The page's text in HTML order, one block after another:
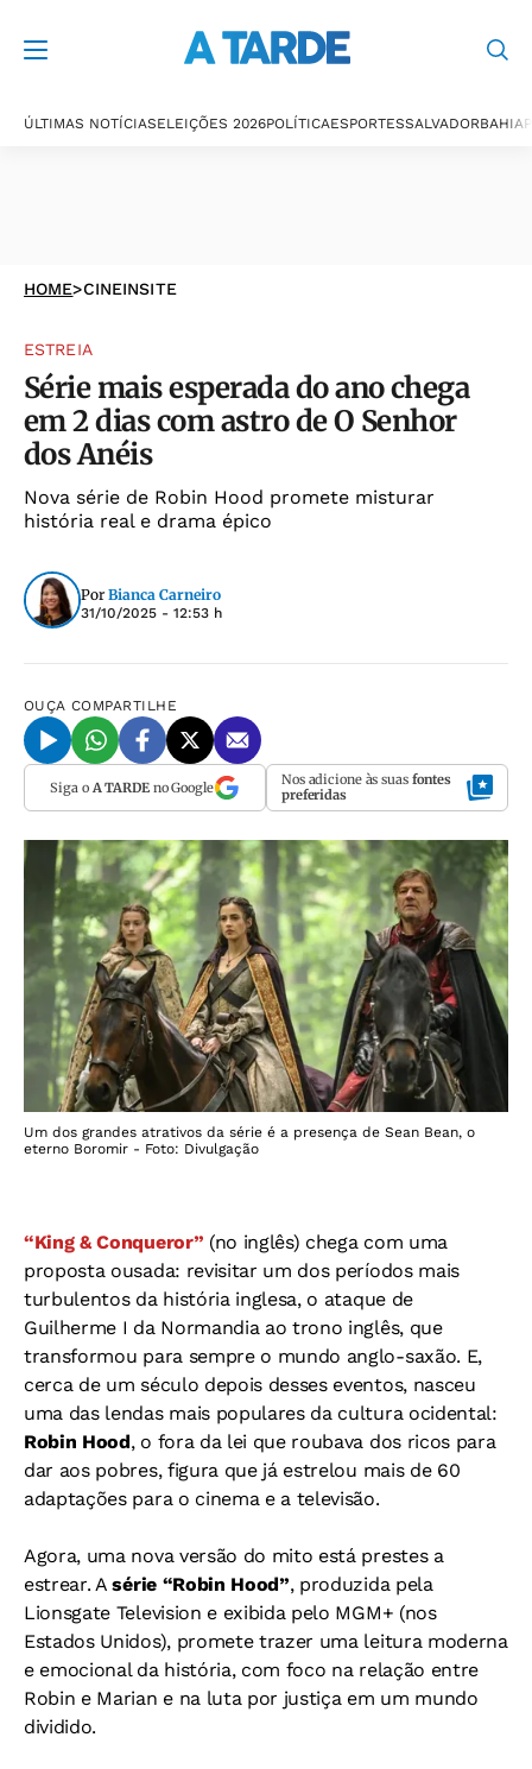
ÚLTIMAS NOTÍCIASELEIÇÕES 2026POLÍTICAESPORTESSALVADORBAHIA
HOME>CINEINSITE
ESTREIA
Série mais esperada do ano chega
em 2 dias com astro de O Senhor
dos Anéis
Nova série de Robin Hood promete misturar
história real e drama épico
Por Bianca Carneiro
31/10/2025 - 12:53 h
OUÇA COMPARTILHE
Siga o A TARDEno Google Nos adicione às suas fontes
preferidas
Um dos grandes atrativos da série é a presença de Sean Bean, o
eterno Boromir - Foto: Divulgação
“King & Conqueror” (no inglês) chega com uma
proposta ousada: revisitar um dos períodos mais
turbulentos da história inglesa, o ataque de
Guilherme I da Normandia ao trono inglês, que
transformou para sempre o mundo anglo-saxão. E,
cerca de um século depois desses eventos, nasceu
uma das lendas mais populares da cultura ocidental:
Robin Hood, o fora da lei que roubava dos ricos para
dar aos pobres, figura que já estrelou mais de 60
adaptações para o cinema e a televisão.
Agora, uma nova versão do mito está prestes a
estrear. Asérie “Robin Hood”, produzida pela
Lionsgate Television e exibida pelo MGM+ (nos
Estados Unidos), promete trazer uma leitura moderna
e emocional da história, com foco na relação entre
Robin e Marian e na luta por justiça em um mundo
dividido.